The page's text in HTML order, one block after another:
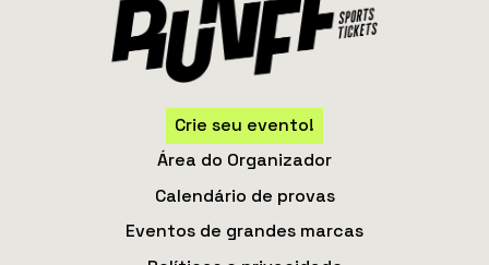
Crie seu evento!
Área do Organizador
Calendário de provas
Eventos de grandes marcas